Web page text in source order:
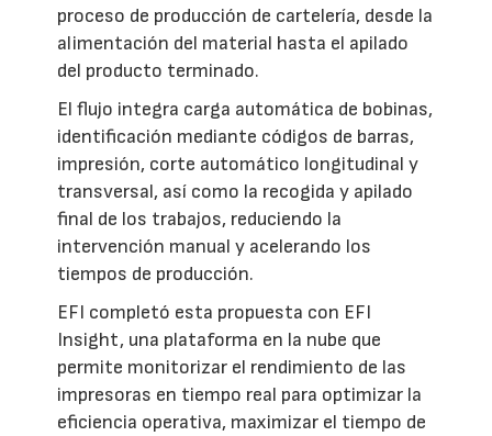
proceso de producción de cartelería, desde la
alimentación del material hasta el apilado
del producto terminado.
El flujo integra carga automática de bobinas,
identificación mediante códigos de barras,
impresión, corte automático longitudinal y
transversal, así como la recogida y apilado
final de los trabajos, reduciendo la
intervención manual y acelerando los
tiempos de producción.
EFI completó esta propuesta con EFI
Insight, una plataforma en la nube que
permite monitorizar el rendimiento de las
impresoras en tiempo real para optimizar la
eficiencia operativa, maximizar el tiempo de